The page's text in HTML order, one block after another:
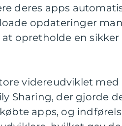
deres apps
opdateringer
opretholde en
videreudviklet
Sharing, der gjorde
apps, og